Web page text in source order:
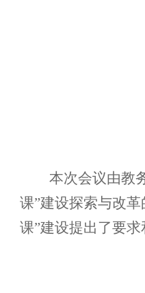
本次会议由教
课”建设探索与改革
课”建设提出了要求